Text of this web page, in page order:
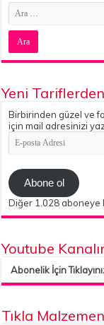
Yeni
Birbirinden güzel ve
için mail adresinizi
E-
posta
Abone ol
Diğer 1.028 aboneye
Youtube
Abonelik İçin
Tıkla